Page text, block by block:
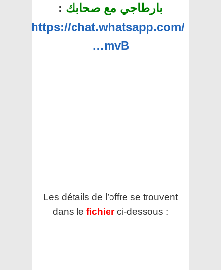
بارطاجي مع صحابك :
https://chat.whatsapp.com/
…mvB
Les détails de l’offre se trouvent
dans le fichier ci-dessous :